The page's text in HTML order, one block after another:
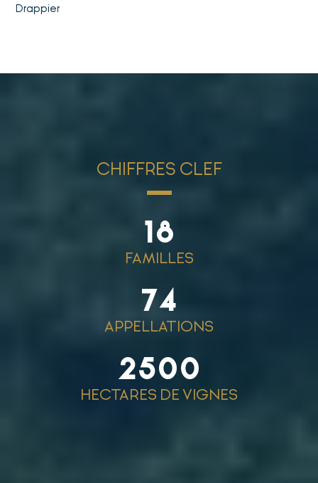
Drappier
CHIFFRES CLEF
18
FAMILLES
74
APPELLATIONS
2500
HECTARES DE VIGNES